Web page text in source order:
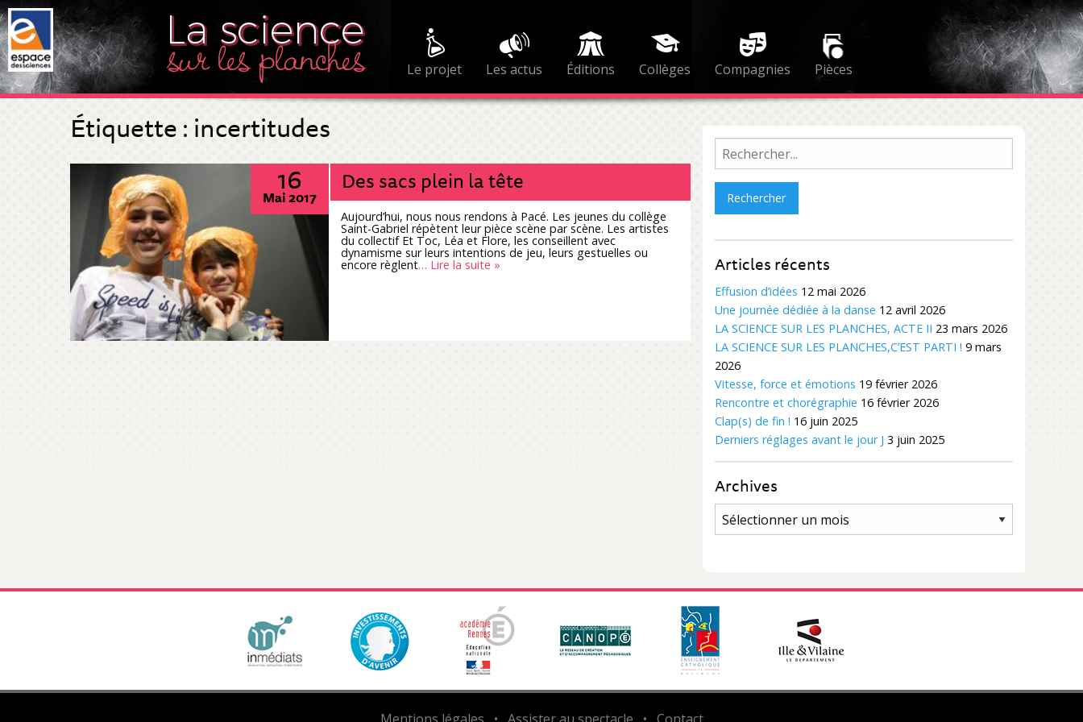
Le projet Les actus Éditions Collèges Compagnies Pièces
Étiquette : incertitudes
16
Mai 2017
Des sacs plein la tête
Aujourd’hui, nous nous rendons à Pacé. Les jeunes du collège
Saint-Gabriel répètent leur pièce scène par scène. Les artistes
du collectif Et Toc, Léa et Flore, les conseillent avec
dynamisme sur leurs intentions de jeu, leurs gestuelles ou
encore règlent… Lire la suite »
Rechercher :
Articles récents
Effusion d’idées 12 mai 2026
Une journée dédiée à la danse 12 avril 2026
LA SCIENCE SUR LES PLANCHES, ACTE II 23 mars 2026
LA SCIENCE SUR LES PLANCHES,C’EST PARTI ! 9 mars
2026
Vitesse, force et émotions 19 février 2026
Rencontre et chorégraphie 16 février 2026
Clap(s) de fin ! 16 juin 2025
Derniers réglages avant le jour J 3 juin 2025
Archives
Archives